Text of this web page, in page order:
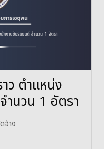
ว ตำแหน่ง
นวน 1 อัตรา
จ้าง